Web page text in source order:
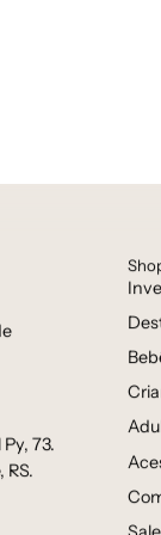
73.
RS.